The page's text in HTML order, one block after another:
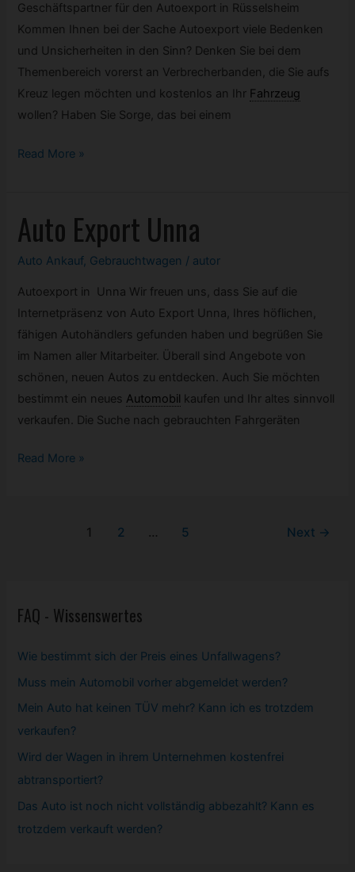
Geschäftspartner für den Autoexport in Rüsselsheim
Kommen Ihnen bei der Sache Autoexport viele Bedenken
und Unsicherheiten in den Sinn? Denken Sie bei dem
Themenbereich vorerst an Verbrecherbanden, die Sie aufs
Kreuz legen möchten und kostenlos an Ihr Fahrzeug
wollen? Haben Sie Sorge, das bei einem
Autoexport
Read More »
Auto Export Unna
Auto Ankauf, Gebrauchtwagen / autor
Autoexport in Unna Wir freuen uns, dass Sie auf die
Internetpräsenz von Auto Export Unna, Ihres höflichen,
fähigen Autohändlers gefunden haben und begrüßen Sie
im Namen aller Mitarbeiter. Überall sind Angebote von
schönen, neuen Autos zu entdecken. Auch Sie möchten
bestimmt ein neues Automobil kaufen und Ihr altes sinnvoll
verkaufen. Die Suche nach gebrauchten Fahrgeräten
Auto
Read More »
1 2 … 5 Next →
FAQ - Wissenswertes
Wie bestimmt sich der Preis eines Unfallwagens?
Muss mein Automobil vorher abgemeldet werden?
Mein Auto hat keinen TÜV mehr? Kann ich es trotzdem
verkaufen?
Wird der Wagen in ihrem Unternehmen kostenfrei
abtransportiert?
Das Auto ist noch nicht vollständig abbezahlt? Kann es
trotzdem verkauft werden?